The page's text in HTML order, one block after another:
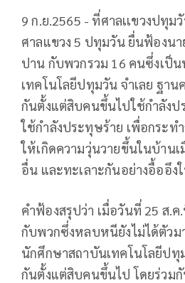
9 ก.ย.2565 - ที่ศาลเเขวงปทุ
ศาลแขวง 5 ปทุมวัน ยื่นฟ้องน
ปาน กับพวกรวม 16 คนซึ่งเป็
เทคโนโลยีปทุมวัน จําเลย ฐา
กันตั้งแต่สิบคนขึ้นไปใช้กำลังป
ใช้กำลังประทุษร้าย เพื่อกระท
ให้เกิดความวุ่นวายขึ้นในบ้านเ
อื่น และทะเลาะกันอย่างอื้ออึง
คำฟ้องสรุปว่า เมื่อวันที่ 25 ส.ค
กับพวกซึ่งหลบหนียังไม่ได้ตัวม
นักศึกษาสถาบันเทคโนโลยีปทุ
กันตั้งแต่สิบคนขึ้นไป โดยร่วม